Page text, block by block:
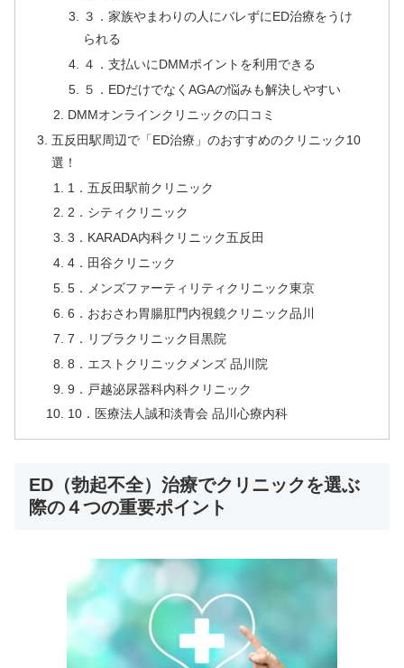
３．家族やまわりの人にバレずにED治療をうけ
られる
４．支払いにDMMポイントを利用できる
５．EDだけでなくAGAの悩みも解決しやすい
DMMオンラインクリニックの口コミ
五反田駅周辺で「ED治療」のおすすめのクリニック10
選！
1．五反田駅前クリニック
2．シティクリニック
3．KARADA内科クリニック五反田
4．田谷クリニック
5．メンズファーティリティクリニック東京
6．おおさわ胃腸肛門内視鏡クリニック品川
7．リブラクリニック目黒院
8．エストクリニックメンズ 品川院
9．戸越泌尿器科内科クリニック
10．医療法人誠和淡青会 品川心療内科
ED（勃起不全）治療でクリニックを選ぶ
際の４つの重要ポイント